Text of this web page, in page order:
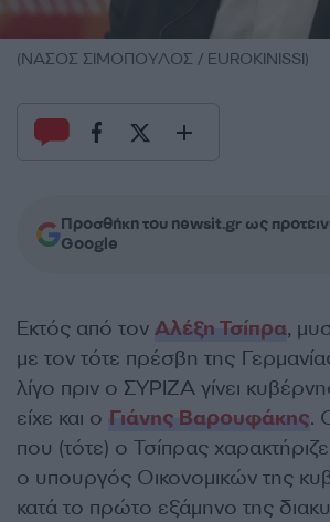
(ΝΑΣΟΣ ΣΙΜΟΠΟΥΛΟΣ / EUROKINISSI)
Προσθήκη του newsit.gr ως
Google
Εκτός από τον Αλέξη Τσίπρα,
με τον τότε πρέσβη της
λίγο πριν ο ΣΥΡΙΖΑ γίνει
είχε και ο Γιάνης Βαρουφάκης.
που (τότε) ο Τσίπρας
ο υπουργός Οικονομικών της
κατά το πρώτο εξάμηνο της